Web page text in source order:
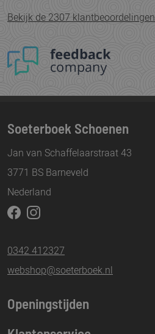
Bekijk de 2307 klantbeoordelingen
Soeterboek Schoenen
Jan van Schaffelaarstraat 43
3771 BS Barneveld
Nederland
0342 412327
webshop@soeterboek.nl
Openingstijden
Maandag